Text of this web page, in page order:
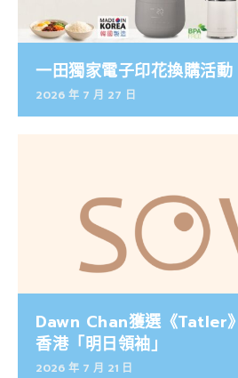
一田獨家電子印花換購活動
2026 年 7 月 27 日
Dawn Chan獲選《Tatler
香港「明日領袖」
2026 年 7 月 21 日